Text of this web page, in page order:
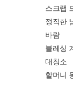
스크랩
정직한
바람
블레싱
대청소
할머니